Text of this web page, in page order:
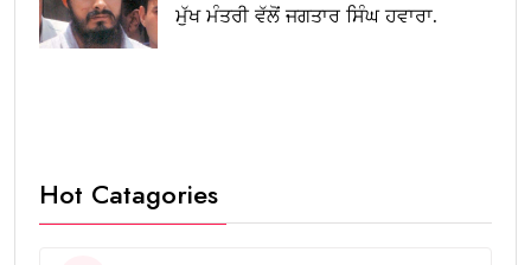
ਮੁੱਖ ਮੰਤਰੀ ਵੱਲੋਂ ਜਗਤਾਰ ਸਿੰਘ ਹਵਾਰਾ.
Hot Catagories